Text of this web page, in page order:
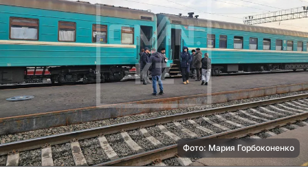
Фото: Мария Горбоконенко